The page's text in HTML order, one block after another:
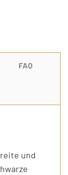
FAQ
und